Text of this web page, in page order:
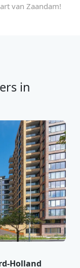
van Zaandam!
in
Holland